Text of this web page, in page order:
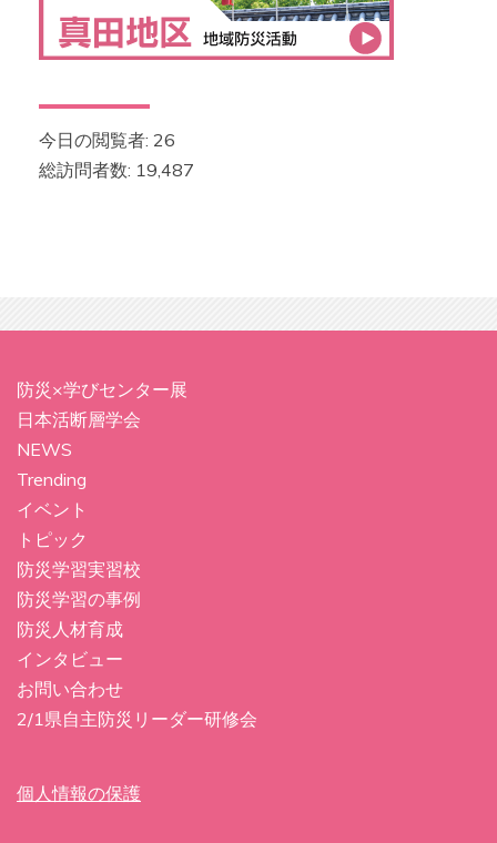
今日の閲覧者: 26
総訪問者数: 19,487
防災×学びセンター展
日本活断層学会
NEWS
Trending
イベント
トピック
防災学習実習校
防災学習の事例
防災人材育成
インタビュー
お問い合わせ
2/1県自主防災リーダー研修会
個人情報の保護